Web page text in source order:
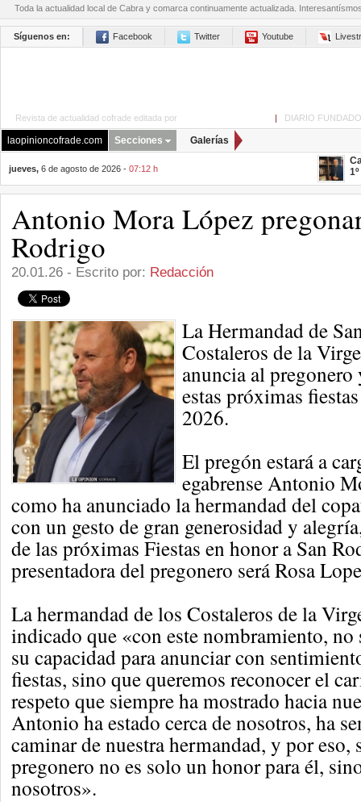
Toda la actualidad local de Cabra y comarca continuamente actualizada.
Síguenos en: Facebook Twitter Youtube
Revista de actualidad cofrade editada por | DIARIO
laopinioncofrade.com Secciones Galerías
jueves, 6 de agosto de 2026 - 07:12 h
Antonio Mora López
Rodrigo
20.01.26 - Escrito por: Redacción
La Hermandad de
Costaleros de la
anuncia al pregonero
estas próximas
2026.
El pregón estará a
egabrense Antonio
como ha anunciado la hermandad del
con un gesto de gran generosidad y
de las próximas Fiestas en honor a San
presentadora del pregonero será Rosa
La hermandad de los Costaleros de la
indicado que «con este nombramiento,
su capacidad para anunciar con
fiestas, sino que queremos reconocer el
respeto que siempre ha mostrado hacia
Antonio ha estado cerca de nosotros, ha
caminar de nuestra hermandad, y por eso,
pregonero no es solo un honor para él,
nosotros».